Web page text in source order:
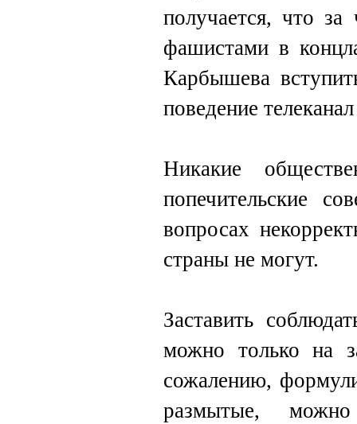
получается, что за
фашистами в
Карбышева
поведение
Никакие
попечительские
вопросах
страны не могут.
Заставить
можно только на
сожалению,
размытые,